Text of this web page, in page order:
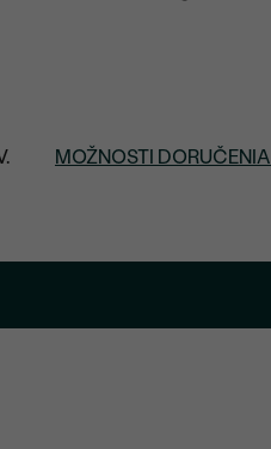
MOŽNOSTI DORUČENIA